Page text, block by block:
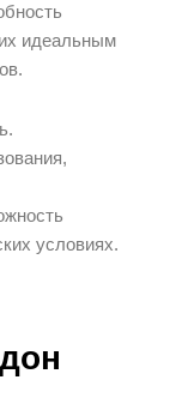
идеальным
условиях.